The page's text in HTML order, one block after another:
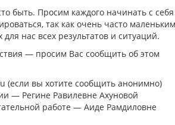
быть. Просим каждого начинать с
так как очень часто
нас всех результатов и ситуаций.
— просим Вас сообщить об этом
(если вы хотите сообщить анонимно)
— Регине Равилевне Ахуновой
работе — Аиде Рамдиловне